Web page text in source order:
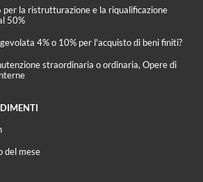
la ristrutturazione e la riqualificazione
50%
4% o 10% per l'acquisto di beni finiti?
straordinaria o ordinaria, Opere di
del mese